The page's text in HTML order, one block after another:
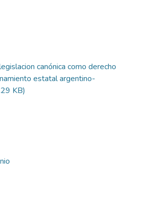
canónica como derecho
estatal argentino-
KB)